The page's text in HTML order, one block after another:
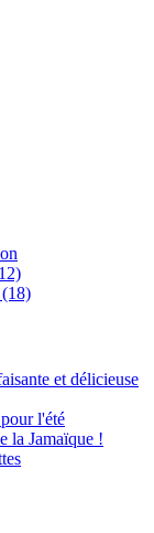
et délicieuse
l'été
la Jamaïque !